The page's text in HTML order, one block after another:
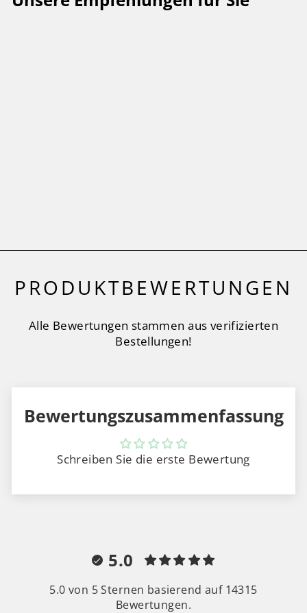
PRODUKTBEWERTUNGEN
Alle Bewertungen stammen aus verifizierten
Bestellungen!
Bewertungszusammenfassung
Schreiben Sie die erste Bewertung
5.0
5.0 von 5 Sternen basierend auf 14315
Bewertungen.